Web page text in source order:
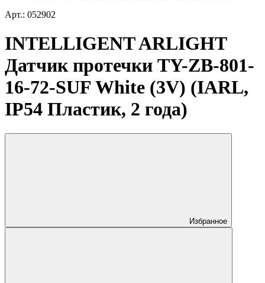
Арт.: 052902
INTELLIGENT ARLIGHT
Датчик протечки TY-ZB-801-
16-72-SUF White (3V) (IARL,
IP54 Пластик, 2 года)
Избранное